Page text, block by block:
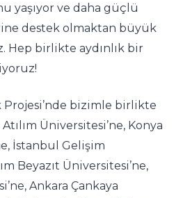
yaşıyor ve daha güçlü
destek olmaktan büyük
birlikte aydınlık bir
bizimle birlikte
Üniversitesi’ne, Konya
İstanbul Gelişim
Beyazıt Üniversitesi’ne,
Ankara Çankaya